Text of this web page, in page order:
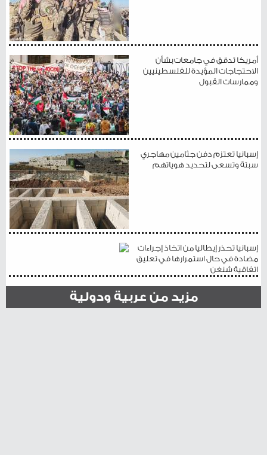
أمريكا تدقق في جامعات بشأن
الاحتجاجات المؤيدة للفلسطينيين
وممارسات القبول
إسبانيا تعتزم دفن جثامين مهاجري
سبتة وتسعى لتحديد هوياتهم
إسبانيا تحذر إيطاليا من اتخاذ إجراءات
مضادة في حال استمرارها في تعليق
اتفاقية شنغن
مزيد من عربية ودولية